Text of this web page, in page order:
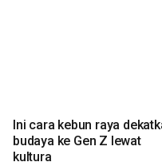
Ini cara kebun raya
budaya ke Gen Z lewat
kultura